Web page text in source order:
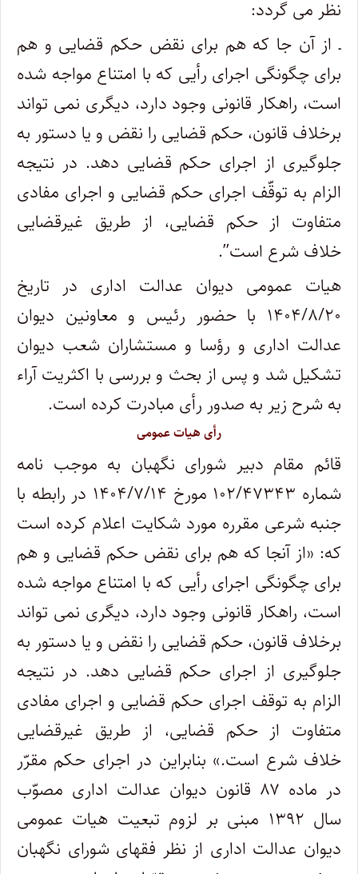
نظر می گردد:
ـ از آن جا که هم برای نقض حکم قضایی و هم
برای چگونگی اجرای رأیی که با امتناع مواجه شده
است، راهکار قانونی وجود دارد، دیگری نمی تواند
برخلاف قانون، حکم قضایی را نقض و یا دستور به
جلوگیری از اجرای حکم قضایی دهد. در نتیجه
الزام به توقّف اجرای حکم قضایی و اجرای مفادی
متفاوت از حکم قضایی، از طریق غیرقضایی
خلاف شرع است.”
هیات عمومی دیوان عدالت اداری در تاریخ
۱۴۰۴/۸/۲۰ با حضور رئیس و معاونین دیوان
عدالت اداری و رؤسا و مستشاران شعب دیوان
تشکیل شد و پس از بحث و بررسی با اکثریت آراء
به شرح زیر به صدور رأی مبادرت کرده است.
رأی هیات عمومی
قائم مقام دبیر شورای نگهبان به موجب نامه
شماره ۱۰۲/۴۷۳۴۳ مورخ ۱۴۰۴/۷/۱۴ در رابطه با
جنبه شرعی مقرره مورد شکایت اعلام کرده است
که: «از آنجا که هم برای نقض حکم قضایی و هم
برای چگونگی اجرای رأیی که با امتناع مواجه شده
است، راهکار قانونی وجود دارد، دیگری نمی تواند
برخلاف قانون، حکم قضایی را نقض و یا دستور به
جلوگیری از اجرای حکم قضایی دهد. در نتیجه
الزام به توقف اجرای حکم قضایی و اجرای مفادی
متفاوت از حکم قضایی، از طریق غیرقضایی
خلاف شرع است.» بنابراین در اجرای حکم مقرّر
در ماده ۸۷ قانون دیوان عدالت اداری مصوّب
سال ۱۳۹۲ مبنی بر لزوم تبعیت هیات عمومی
دیوان عدالت اداری از نظر فقهای شورای نگهبان